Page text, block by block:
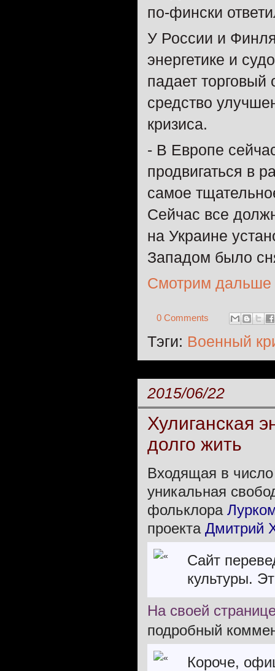
по-фински
У России и
энергетике и
падает торговый
средство
кризиса.
- В Европе
продвигаться в
самое
Сейчас все
на Украине
Западом было
Смотрим
0 Comments
Тэги: Военный
2015/06/22
Хулиганская
долго жить
Входящая в
уникальная
фольклора
проекта Дмитрий
Сайт
культуры.
На своей
подробный
Короче,